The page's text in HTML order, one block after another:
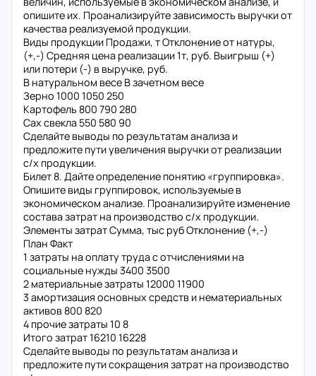
опишите их. Проанализируйте зависимость выручки от
качества реализуемой продукции.
Виды продукции Продажи, т Отклонение от натуры,
(+,-) Средняя цена реализации 1т, руб. Выигрыш (+)
или потери (-) в выручке, руб.
В натуральном весе В зачетном весе
Зерно 1000 1050 250
Картофель 800 790 280
Сах свекла 550 580 90
Сделайте выводы по результатам анализа и
предложите пути увеличения выручки от реализации
с/х продукции.
Билет 8. Дайте определение понятию «группировка».
Опишите виды группировок, используемые в
экономическом анализе. Проанализируйте изменение
состава затрат на производство с/х продукции.
Элементы затрат Сумма, тыс руб Отклонение (+,-)
План Факт
1 затраты на оплату труда с отчислениями на
социальные нужды 3400 3500
2 материальные затраты 12000 11900
3 амортизация основных средств и нематериальных
активов 800 820
4 прочие затраты 10 8
Итого затрат 16210 16228
Сделайте выводы по результатам анализа и
предложите пути сокращения затрат на производство